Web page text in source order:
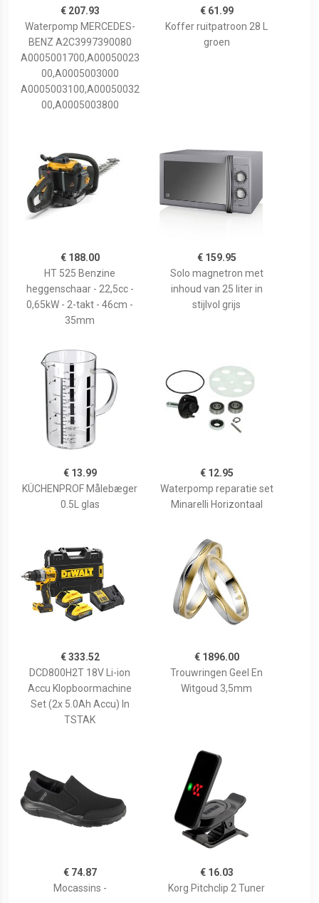
€ 207.93
Waterpomp MERCEDES-
BENZ A2C3997390080
A0005001700,A00050023
00,A0005003000
A0005003100,A00050032
00,A0005003800
€ 61.99
Koffer ruitpatroon 28 L
groen
€ 188.00
HT 525 Benzine
heggenschaar - 22,5cc -
0,65kW - 2-takt - 46cm -
35mm
€ 159.95
Solo magnetron met
inhoud van 25 liter in
stijlvol grijs
€ 13.99
KÜCHENPROF Målebæger
0.5L glas
€ 12.95
Waterpomp reparatie set
Minarelli Horizontaal
€ 333.52
DCD800H2T 18V Li-ion
Accu Klopboormachine
Set (2x 5.0Ah Accu) In
TSTAK
€ 1896.00
Trouwringen Geel En
Witgoud 3,5mm
€ 74.87
Mocassins -
€ 16.03
Korg Pitchclip 2 Tuner